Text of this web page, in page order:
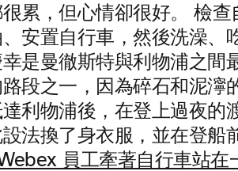
累，但心情卻很好。 檢
安置自行車，然後洗澡、
幸是曼徹斯特與利物浦之間
段之一，因為碎石和泥濘
利物浦後，在登上過夜的
設法換了身衣服，並在登船